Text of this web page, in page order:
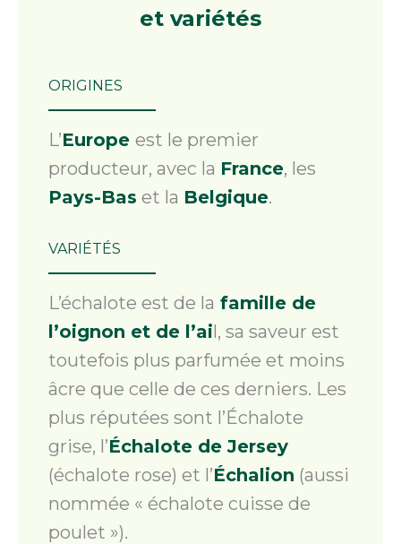
et variétés
ORIGINES
L’Europe est le premier
producteur, avec la France, les
Pays-Bas et la Belgique.
VARIÉTÉS
L’échalote est de la famille de
l’oignon et de l’ail, sa saveur est
toutefois plus parfumée et moins
âcre que celle de ces derniers. Les
plus réputées sont l’Échalote
grise, l’Échalote de Jersey
(échalote rose) et l’Échalion (aussi
nommée « échalote cuisse de
poulet »).